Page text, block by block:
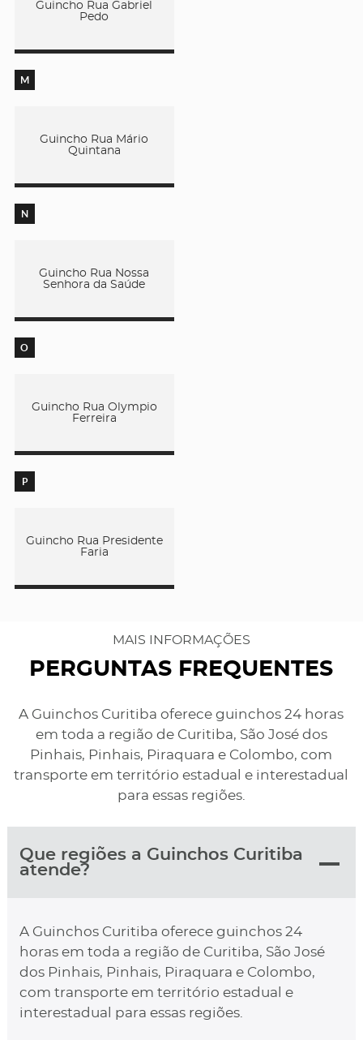
Guincho Rua Gabriel
Pedo
M
Guincho Rua Mário
Quintana
N
Guincho Rua Nossa
Senhora da Saúde
O
Guincho Rua Olympio
Ferreira
P
Guincho Rua Presidente
Faria
MAIS INFORMAÇÕES
PERGUNTAS FREQUENTES
A Guinchos Curitiba oferece guinchos 24 horas
em toda a região de Curitiba, São José dos
Pinhais, Pinhais, Piraquara e Colombo, com
transporte em território estadual e interestadual
para essas regiões.
Que regiões a Guinchos Curitiba
atende?
A Guinchos Curitiba oferece guinchos 24
horas em toda a região de Curitiba, São José
dos Pinhais, Pinhais, Piraquara e Colombo,
com transporte em território estadual e
interestadual para essas regiões.